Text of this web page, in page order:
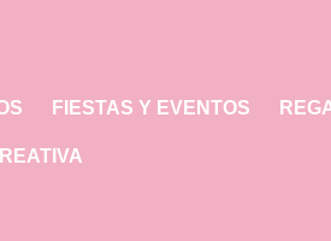
FIESTAS Y EVENTOS